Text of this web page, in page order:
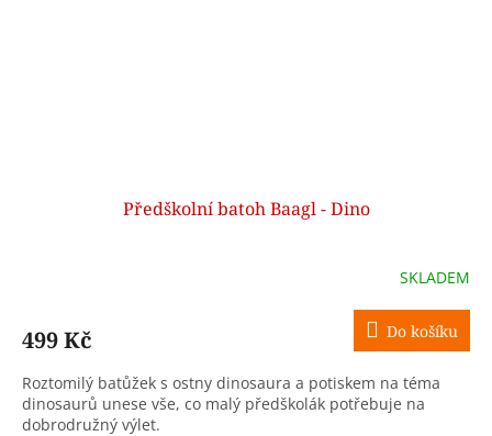
Předškolní batoh Baagl - Dino
SKLADEM
499 Kč Do košíku
Roztomilý batůžek s ostny dinosaura a potiskem na téma
dinosaurů unese vše, co malý předškolák potřebuje na
dobrodružný výlet.